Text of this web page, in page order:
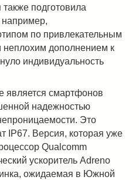
подготовила
например,
по привлекательным
неплохим дополнением к
индивидуальность
является смартфонов
надежностью
Это
IP67. Версия, которая уже
Qualcomm
ускоритель Adreno
ожидаемая в Южной